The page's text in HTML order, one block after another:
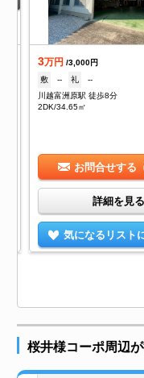
3万円 /3,000円
敷
-- 礼
--
川越富洲原駅 徒歩8分
2DK/34.65㎡
お問合せする
詳細を見る
気になるリスト
桜井様コーポ周辺